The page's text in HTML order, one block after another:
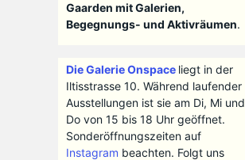
Gaarden mit Galerien,
Begegnungs- und Aktivräumen.
Die Galerie Onspace liegt in der
Iltisstrasse 10. Während laufender
Ausstellungen ist sie am Di, Mi und
Do von 15 bis 18 Uhr geöffnet.
Sonderöffnungszeiten auf
Instagram beachten. Folgt uns